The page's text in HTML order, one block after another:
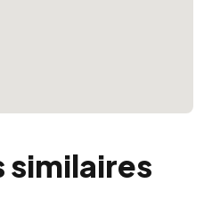
similaires